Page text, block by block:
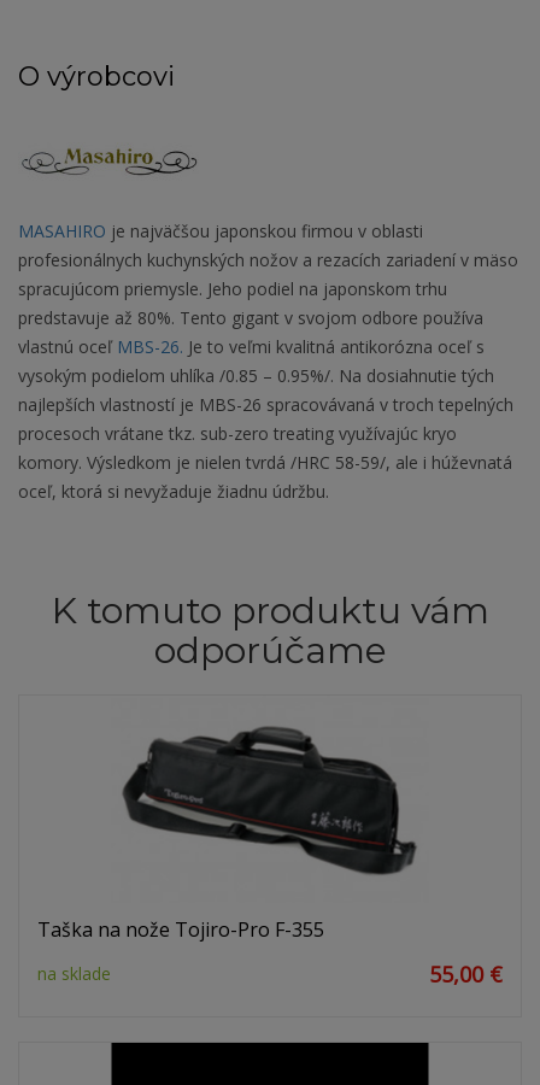
O výrobcovi
MASAHIRO je najväčšou japonskou firmou v oblasti
profesionálnych kuchynských nožov a rezacích zariadení v mäso
spracujúcom priemysle. Jeho podiel na japonskom trhu
predstavuje až 80%. Tento gigant v svojom odbore používa
vlastnú oceľ MBS-26. Je to veľmi kvalitná antikorózna oceľ s
vysokým podielom uhlíka /0.85 – 0.95%/. Na dosiahnutie tých
najlepších vlastností je MBS-26 spracovávaná v troch tepelných
procesoch vrátane tkz. sub-zero treating využívajúc kryo
komory. Výsledkom je nielen tvrdá /HRC 58-59/, ale i húževnatá
oceľ, ktorá si nevyžaduje žiadnu údržbu.
K tomuto produktu vám
odporúčame
Taška na nože Tojiro-Pro F-355
na sklade 55,00 €